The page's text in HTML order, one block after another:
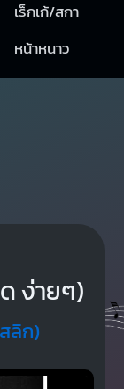
เร็กเก้/สกา
หน้าหนาว
ง่ายๆ)
ลิก)